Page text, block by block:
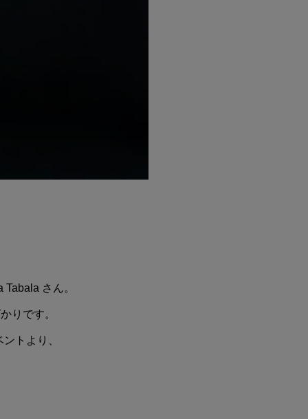
さん。
りです。
トより、